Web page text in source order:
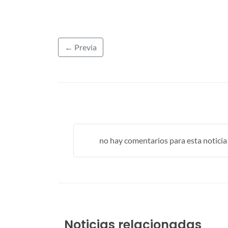
← Previa
no hay comentarios para esta noticia ...
Noticias relacionadas